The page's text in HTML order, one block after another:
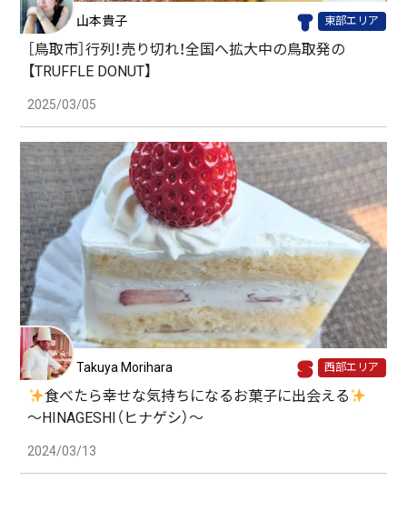
山本貴子 東部エリア
［鳥取市］行列！売り切れ！全国へ拡大中の鳥取発の
【TRUFFLE DONUT】
2025/03/05
Takuya Morihara 西部エリア
食べたら幸せな気持ちになるお菓子に出会える
〜HINAGESHI（ヒナゲシ）〜
2024/03/13